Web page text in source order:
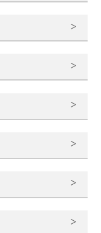
>
>
>
>
>
>